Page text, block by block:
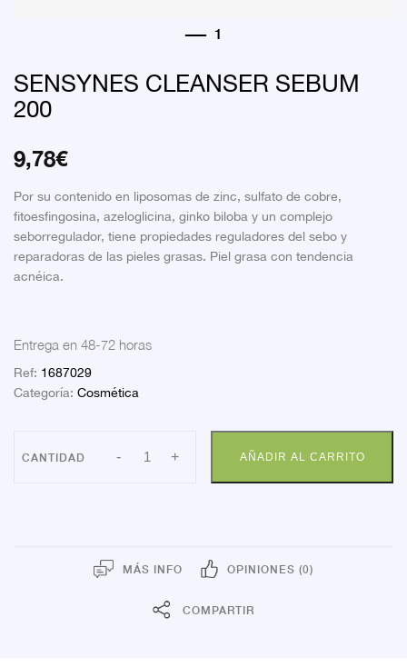
SENSYNES CLEANSER SEBUM
200
9,78€
Por su contenido en liposomas de zinc, sulfato de cobre,
fitoesfingosina, azeloglicina, ginko biloba y un complejo
seborregulador, tiene propiedades reguladores del sebo y
reparadoras de las pieles grasas. Piel grasa con tendencia
acnéica.
Entrega en 48-72 horas
Ref: 1687029
Categoría: Cosmética
- SENSYNES
CLEANSER
+ AÑADIR AL CARRITO
MÁS INFO OPINIONES (0)
COMPARTIR